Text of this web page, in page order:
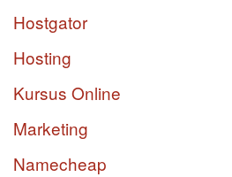
Hostgator
Hosting
Kursus Online
Marketing
Namecheap